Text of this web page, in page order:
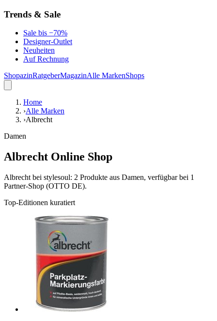
Trends & Sale
Sale bis −70%
Designer-Outlet
Neuheiten
Auf Rechnung
ShopazinRatgeberMagazinAlle MarkenShops
Home
›Alle Marken
›Albrecht
Damen
Albrecht Online Shop
Albrecht bei stylesoul: 2 Produkte aus Damen, verfügbar bei 1
Partner-Shop (OTTO DE).
Top-Editionen kuratiert